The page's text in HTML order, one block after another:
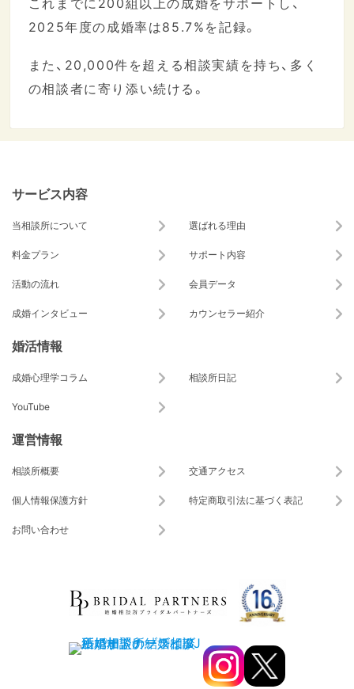
2025年度の成婚率は85.7%を記録。
また、20,000件を超える相談実績を持ち、多く
の相談者に寄り添い続ける。
サービス内容
当相談所について 選ばれる理由
料金プラン サポート内容
活動の流れ 会員データ
成婚インタビュー カウンセラー紹介
婚活情報
成婚心理学コラム 相談所日記
YouTube
運営情報
相談所概要 交通アクセス
個人情報保護方針 特定商取引法に基づく表記
お問い合わせ